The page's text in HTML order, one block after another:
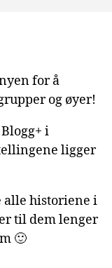
for å
og øyer!
i
ligger
alle historiene i
til dem lenger
🙂